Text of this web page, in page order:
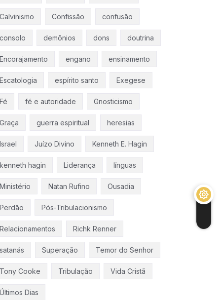
Calvinismo Confissão confusão
consolo demônios dons doutrina
Encorajamento engano ensinamento
Escatologia espírito santo Exegese
Fé fé e autoridade Gnosticismo
Graça guerra espiritual heresias
Israel Juízo Divino Kenneth E. Hagin
kenneth hagin Liderança línguas
Ministério Natan Rufino Ousadia
Perdão Pós-Tribulacionismo
Relacionamentos Richk Renner
satanás Superação Temor do Senhor
Tony Cooke Tribulação Vida Cristã
Últimos Dias